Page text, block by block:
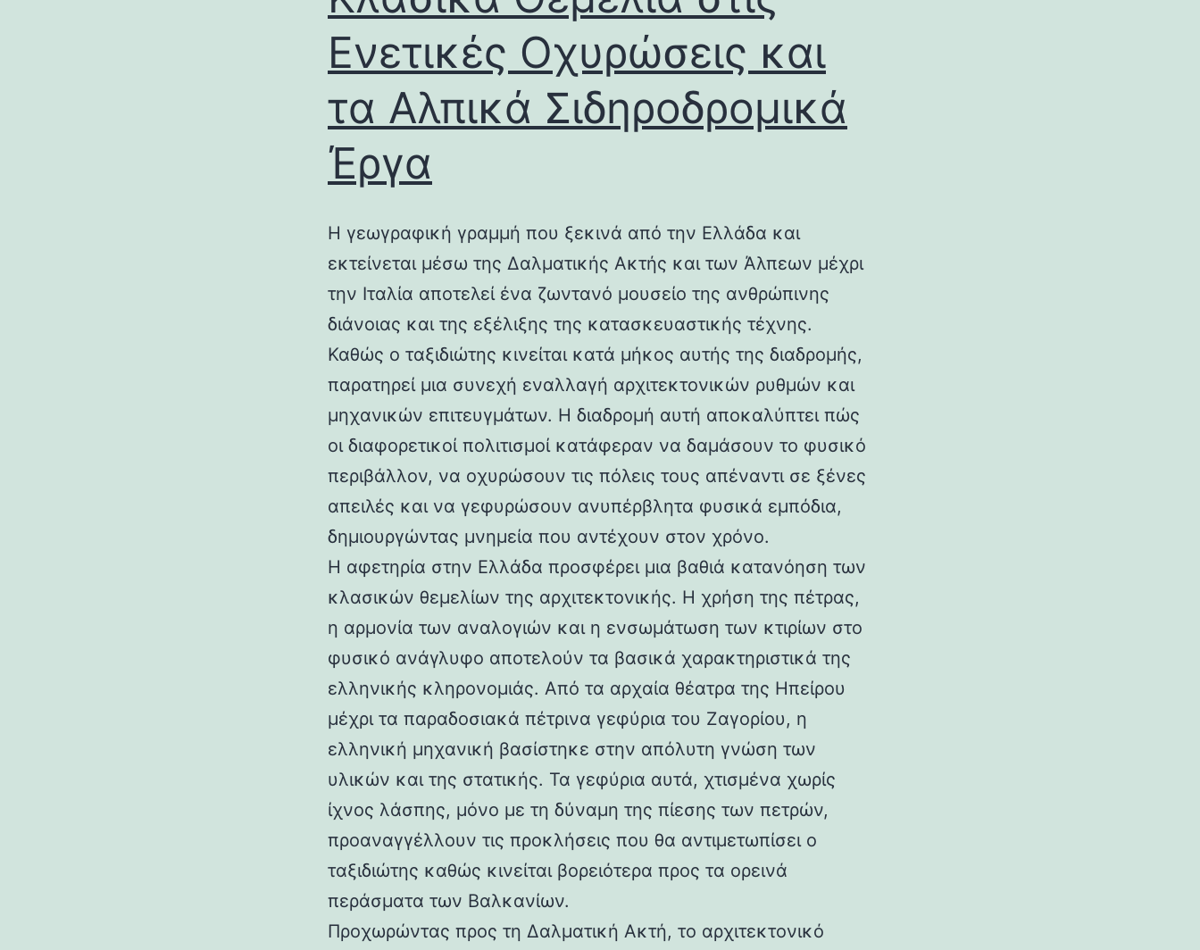
Ενετικές Οχυρώσεις και
τα Αλπικά Σιδηροδρομικά
Έργα
Η γεωγραφική γραμμή που ξεκινά από την Ελλάδα και
εκτείνεται μέσω της Δαλματικής Ακτής και των Άλπεων μέχρι
την Ιταλία αποτελεί ένα ζωντανό μουσείο της ανθρώπινης
διάνοιας και της εξέλιξης της κατασκευαστικής τέχνης.
Καθώς ο ταξιδιώτης κινείται κατά μήκος αυτής της διαδρομής,
παρατηρεί μια συνεχή εναλλαγή αρχιτεκτονικών ρυθμών και
μηχανικών επιτευγμάτων. Η διαδρομή αυτή αποκαλύπτει πώς
οι διαφορετικοί πολιτισμοί κατάφεραν να δαμάσουν το φυσικό
περιβάλλον, να οχυρώσουν τις πόλεις τους απέναντι σε ξένες
απειλές και να γεφυρώσουν ανυπέρβλητα φυσικά εμπόδια,
δημιουργώντας μνημεία που αντέχουν στον χρόνο.
Η αφετηρία στην Ελλάδα προσφέρει μια βαθιά κατανόηση των
κλασικών θεμελίων της αρχιτεκτονικής. Η χρήση της πέτρας,
η αρμονία των αναλογιών και η ενσωμάτωση των κτιρίων στο
φυσικό ανάγλυφο αποτελούν τα βασικά χαρακτηριστικά της
ελληνικής κληρονομιάς. Από τα αρχαία θέατρα της Ηπείρου
μέχρι τα παραδοσιακά πέτρινα γεφύρια του Ζαγορίου, η
ελληνική μηχανική βασίστηκε στην απόλυτη γνώση των
υλικών και της στατικής. Τα γεφύρια αυτά, χτισμένα χωρίς
ίχνος λάσπης, μόνο με τη δύναμη της πίεσης των πετρών,
προαναγγέλλουν τις προκλήσεις που θα αντιμετωπίσει ο
ταξιδιώτης καθώς κινείται βορειότερα προς τα ορεινά
περάσματα των Βαλκανίων.
Προχωρώντας προς τη Δαλματική Ακτή, το αρχιτεκτονικό